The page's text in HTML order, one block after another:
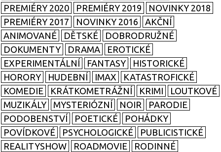
PREMIÉRY 2020
PREMIÉRY 2019
NOVINKY 2018
PREMIÉRY 2017
NOVINKY 2016
AKČNÍ
ANIMOVANÉ
DĚTSKÉ
DOBRODRUŽNÉ
DOKUMENTY
DRAMA
EROTICKÉ
EXPERIMENTÁLNÍ
FANTASY
HISTORICKÉ
HORORY
HUDEBNÍ IMAX
KATASTROFICKÉ
KOMEDIE
KRÁTKOMETRÁŽNÍ KRIMI
LOUTKOVÉ
MUZIKÁLY
MYSTERIÓZNÍ NOIR
PARODIE
PODOBENSTVÍ
POETICKÉ
POHÁDKY
POVÍDKOVÉ
PSYCHOLOGICKÉ
PUBLICISTICKÉ
REALITYSHOW
ROADMOVIE
RODINNÉ